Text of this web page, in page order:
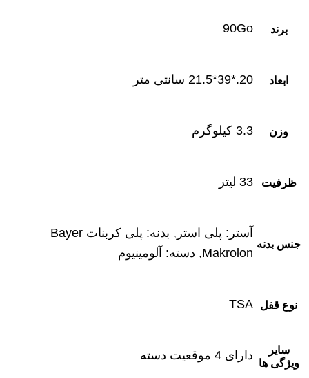
برند 90Go
ابعاد 20.*39*21.5 سانتی متر
وزن 3.3 کیلوگرم
ظرفیت 33 لیتر
جنس بدنه
آستر: پلی استر, بدنه: پلی کربنات Bayer
Makrolon, دسته: آلومینیوم
نوع قفل TSA
سایر
ویژگی ها
دارای 4 موقعیت دسته